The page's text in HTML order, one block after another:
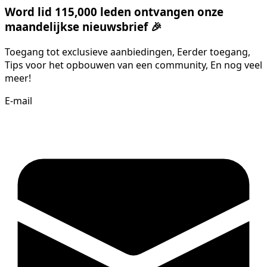
Word lid 115,000 leden ontvangen onze
maandelijkse nieuwsbrief 🎉
Toegang tot exclusieve aanbiedingen, Eerder toegang,
Tips voor het opbouwen van een community, En nog veel
meer!
E-mail